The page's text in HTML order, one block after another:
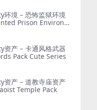
环境 – 恐怖监狱环境
Prison Environm
资产 – 卡通风格武器
Pack Cute Series
资产 – 道教寺庙资产
Temple Pack